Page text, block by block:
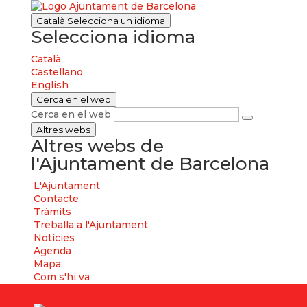
Català Selecciona un idioma
Selecciona idioma
Català
Castellano
English
Cerca en el web
Cerca en el web
Altres webs
Altres webs de
l'Ajuntament de Barcelona
L'Ajuntament
Contacte
Tràmits
Treballa a l'Ajuntament
Notícies
Agenda
Mapa
Com s'hi va